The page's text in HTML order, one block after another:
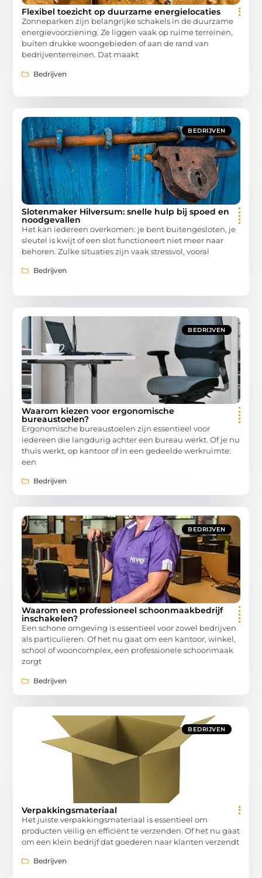
Flexibel toezicht op duurzame energielocaties
Zonneparken zijn belangrijke schakels in de duurzame
energievoorziening. Ze liggen vaak op ruime terreinen,
buiten drukke woongebieden of aan de rand van
bedrijventerreinen. Dat maakt
Bedrijven
BEDRIJVEN
Slotenmaker Hilversum: snelle hulp bij spoed en
noodgevallen
Het kan iedereen overkomen: je bent buitengesloten, je
sleutel is kwijt of een slot functioneert niet meer naar
behoren. Zulke situaties zijn vaak stressvol, vooral
Bedrijven
BEDRIJVEN
Waarom kiezen voor ergonomische
bureaustoelen?
Ergonomische bureaustoelen zijn essentieel voor
iedereen die langdurig achter een bureau werkt. Of je nu
thuis werkt, op kantoor of in een gedeelde werkruimte:
een
Bedrijven
BEDRIJVEN
Waarom een professioneel schoonmaakbedrijf
inschakelen?
Een schone omgeving is essentieel voor zowel bedrijven
als particulieren. Of het nu gaat om een kantoor, winkel,
school of wooncomplex, een professionele schoonmaak
zorgt
Bedrijven
BEDRIJVEN
Verpakkingsmateriaal
Het juiste verpakkingsmateriaal is essentieel om
producten veilig en efficiënt te verzenden. Of het nu gaat
om een klein bedrijf dat goederen naar klanten verzendt
Bedrijven